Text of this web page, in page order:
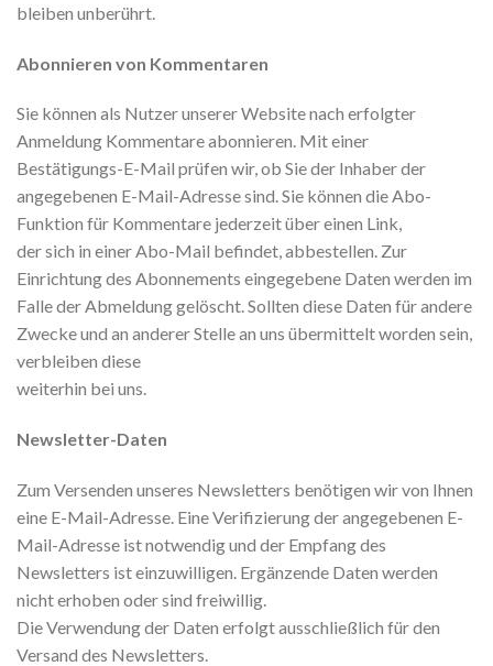
bleiben unberührt.
Abonnieren von Kommentaren
Sie können als Nutzer unserer Website nach erfolgter
Anmeldung Kommentare abonnieren. Mit einer
Bestätigungs-E-Mail prüfen wir, ob Sie der Inhaber der
angegebenen E-Mail-Adresse sind. Sie können die Abo-
Funktion für Kommentare jederzeit über einen Link,
der sich in einer Abo-Mail befindet, abbestellen. Zur
Einrichtung des Abonnements eingegebene Daten werden im
Falle der Abmeldung gelöscht. Sollten diese Daten für andere
Zwecke und an anderer Stelle an uns übermittelt worden sein,
verbleiben diese
weiterhin bei uns.
Newsletter-Daten
Zum Versenden unseres Newsletters benötigen wir von Ihnen
eine E-Mail-Adresse. Eine Verifizierung der angegebenen E-
Mail-Adresse ist notwendig und der Empfang des
Newsletters ist einzuwilligen. Ergänzende Daten werden
nicht erhoben oder sind freiwillig.
Die Verwendung der Daten erfolgt ausschließlich für den
Versand des Newsletters.